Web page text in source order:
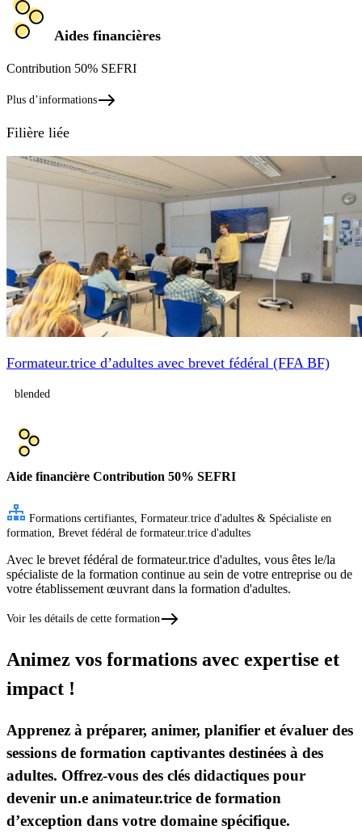
Aides financières
Contribution 50% SEFRI
Plus d’informations
Filière liée
Formateur.trice d’adultes avec brevet fédéral (FFA BF)
blended
Aide financière Contribution 50% SEFRI
Formations certifiantes, Formateur.trice d'adultes & Spécialiste en
formation, Brevet fédéral de formateur.trice d'adultes
Avec le brevet fédéral de formateur.trice d'adultes, vous êtes le/la
spécialiste de la formation continue au sein de votre entreprise ou de
votre établissement œuvrant dans la formation d'adultes.
Voir les détails de cette formation
Animez vos formations avec expertise et
impact !
Apprenez à préparer, animer, planifier et évaluer des
sessions de formation captivantes destinées à des
adultes. Offrez-vous des clés didactiques pour
devenir un.e animateur.trice de formation
d’exception dans votre domaine spécifique.